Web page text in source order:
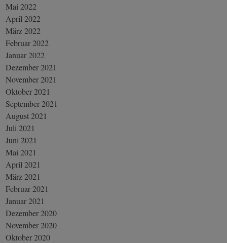
Mai 2022
April 2022
März 2022
Februar 2022
Januar 2022
Dezember 2021
November 2021
Oktober 2021
September 2021
August 2021
Juli 2021
Juni 2021
Mai 2021
April 2021
März 2021
Februar 2021
Januar 2021
Dezember 2020
November 2020
Oktober 2020